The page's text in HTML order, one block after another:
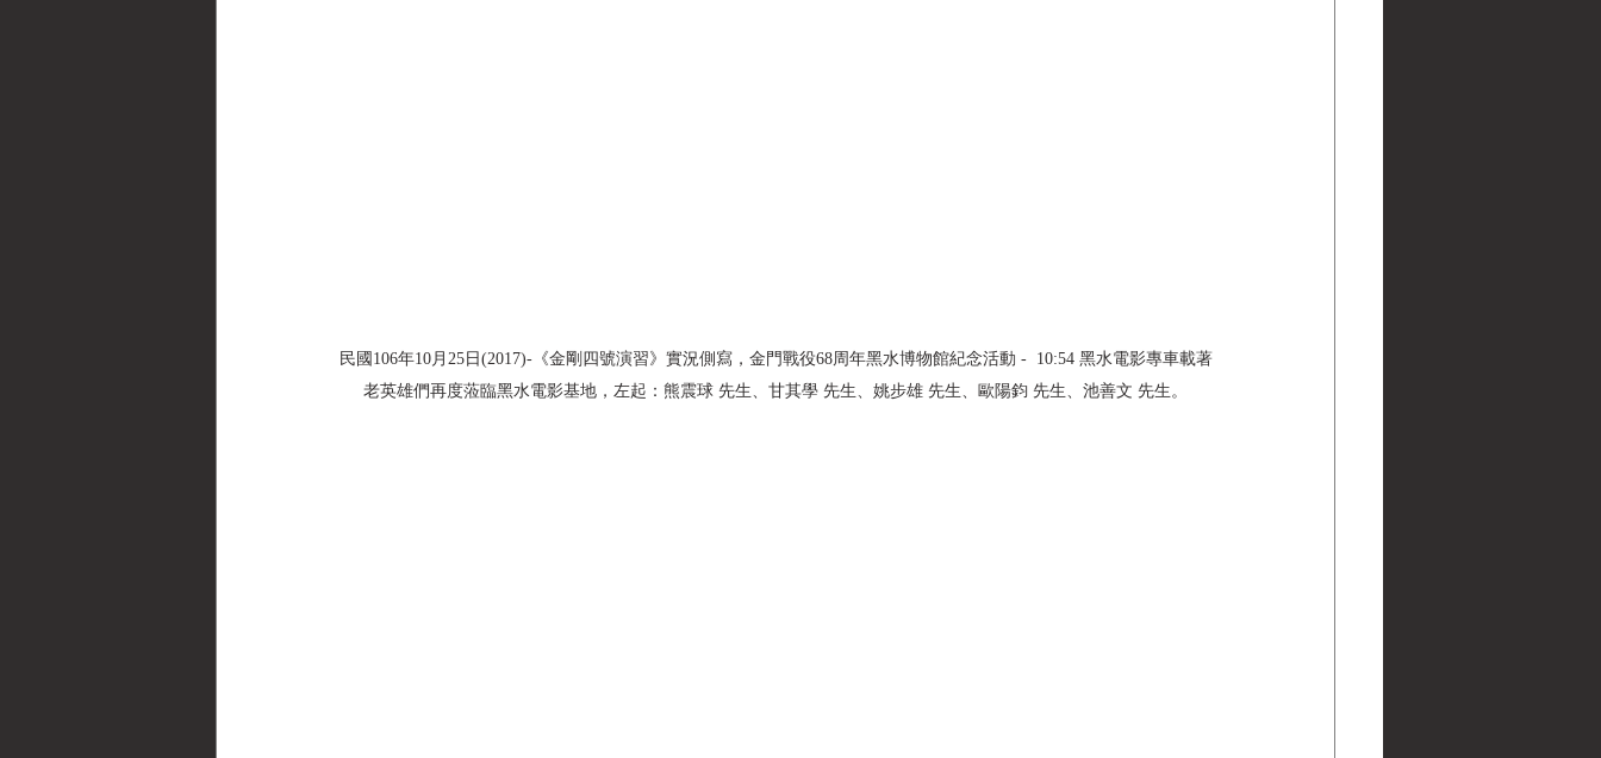
民國106年10月25日(2017)-《金剛四號演習》實況側寫，金門戰役68周年黑水博物館紀念活動 -  10:54 黑水電影專車載著
老英雄們再度蒞臨黑水電影基地，左起：熊震球 先生、甘其學 先生、姚步雄 先生、歐陽鈞 先生、池善文 先生。